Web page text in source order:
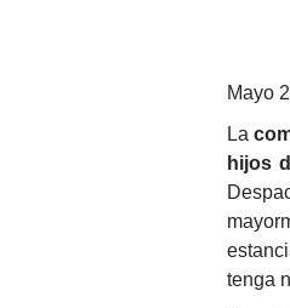
Mayo
La
hijos
tenga